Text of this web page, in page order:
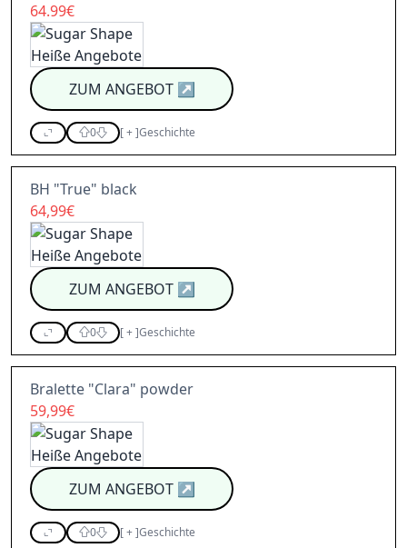
64.99€
ZUM ANGEBOT↗
0 [+]Geschichte
BH "True" black
64,99€
ZUM ANGEBOT↗
0 [+]Geschichte
Bralette "Clara" powder
59,99€
ZUM ANGEBOT↗
0 [+]Geschichte